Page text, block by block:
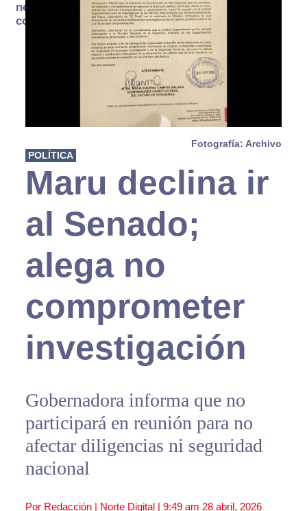
no se
consume
Fotografía: Archivo
POLÍTICA
Maru declina ir
al Senado;
alega no
comprometer
investigación
Gobernadora informa que no
participará en reunión para no
afectar diligencias ni seguridad
nacional
Por Redacción | Norte Digital | 9:49 am 28 abril, 2026